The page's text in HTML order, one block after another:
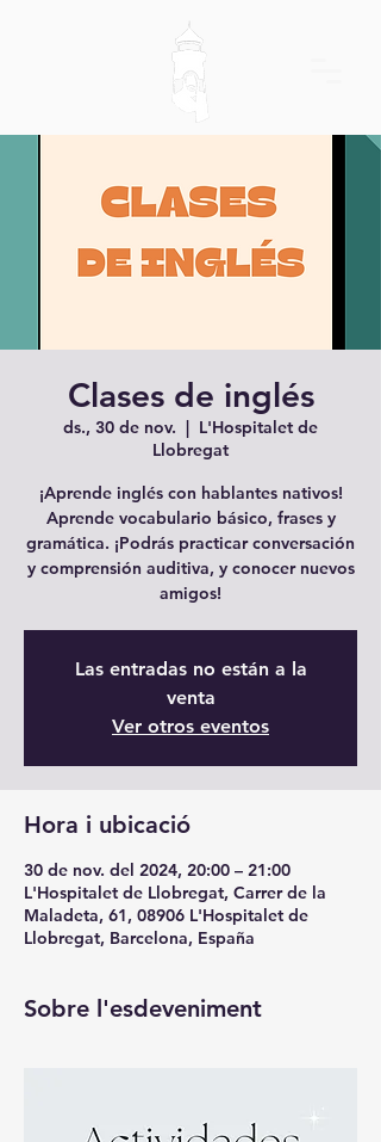
Clases de inglés
ds., 30 de nov.
  |
L'Hospitalet de
Llobregat
¡Aprende inglés con hablantes nativos!
Aprende vocabulario básico, frases y
gramática. ¡Podrás practicar conversación
y comprensión auditiva, y conocer nuevos
amigos!
Las entradas no están a la
venta
Ver otros eventos
Hora i ubicació
30 de nov. del 2024, 20:00 – 21:00
L'Hospitalet de Llobregat, Carrer de la
Maladeta, 61, 08906 L'Hospitalet de
Llobregat, Barcelona, España
Sobre l'esdeveniment